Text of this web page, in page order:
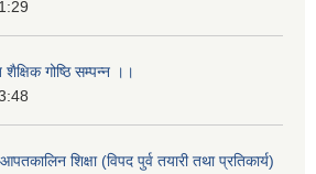
गोष्ठि सम्पन्न ।।
शिक्षा (विपद पुर्व तयारी तथा प्रतिकार्य)